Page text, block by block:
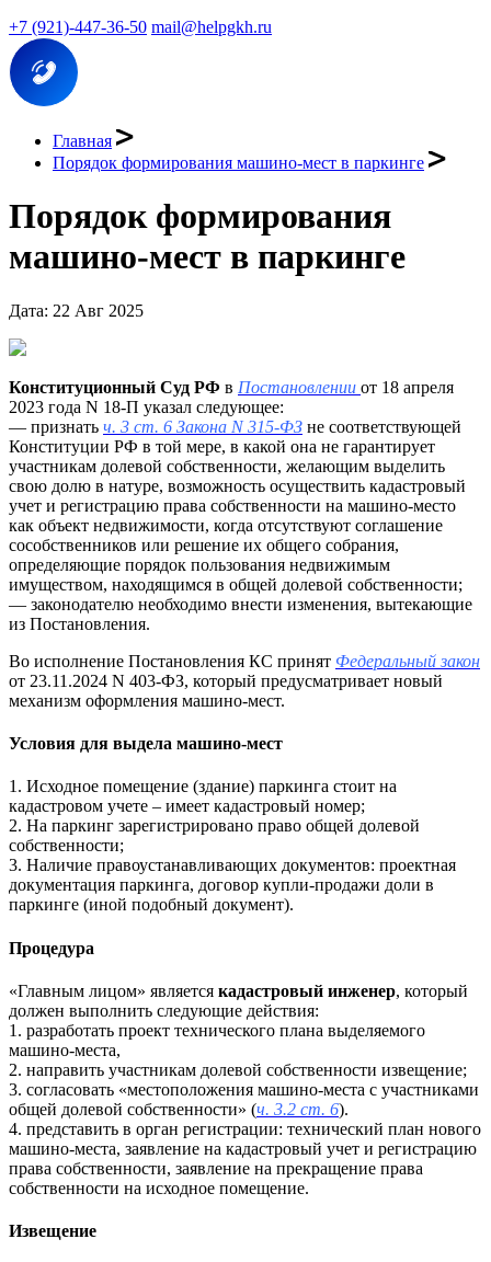
+7 (921)-447-36-50 mail@helpgkh.ru
Главная
Порядок формирования машино-мест в паркинге
Порядок формирования
машино-мест в паркинге
Дата: 22 Авг 2025
Конституционный Суд РФ в Постановлении от 18 апреля
2023 года N 18-П указал следующее:
— признать ч. 3 ст. 6 Закона N 315-ФЗ не соответствующей
Конституции РФ в той мере, в какой она не гарантирует
участникам долевой собственности, желающим выделить
свою долю в натуре, возможность осуществить кадастровый
учет и регистрацию права собственности на машино-место
как объект недвижимости, когда отсутствуют соглашение
сособственников или решение их общего собрания,
определяющие порядок пользования недвижимым
имуществом, находящимся в общей долевой собственности;
— законодателю необходимо внести изменения, вытекающие
из Постановления.
Во исполнение Постановления КС принят Федеральный закон
от 23.11.2024 N 403-ФЗ, который предусматривает новый
механизм оформления машино-мест.
Условия для выдела машино-мест
1. Исходное помещение (здание) паркинга стоит на
кадастровом учете – имеет кадастровый номер;
2. На паркинг зарегистрировано право общей долевой
собственности;
3. Наличие правоустанавливающих документов: проектная
документация паркинга, договор купли-продажи доли в
паркинге (иной подобный документ).
Процедура
«Главным лицом» является кадастровый инженер, который
должен выполнить следующие действия:
1. разработать проект технического плана выделяемого
машино-места,
2. направить участникам долевой собственности извещение;
3. согласовать «местоположения машино-места с участниками
общей долевой собственности» (ч. 3.2 ст. 6).
4. представить в орган регистрации: технический план нового
машино-места, заявление на кадастровый учет и регистрацию
права собственности, заявление на прекращение права
собственности на исходное помещение.
Извещение